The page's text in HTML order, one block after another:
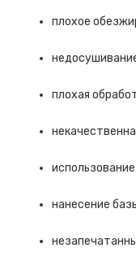
плохое
плохая
нанесение